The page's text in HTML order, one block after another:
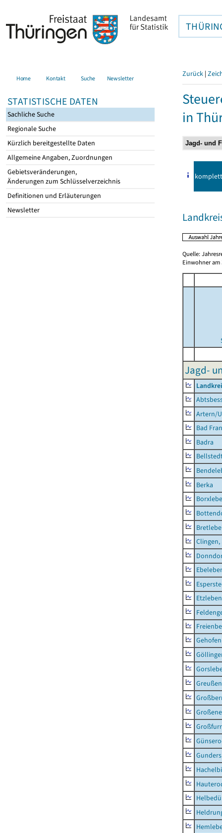
Home Kontakt Suche Newsletter
STATISTISCHE DATEN
Sachliche Suche
Regionale Suche
Kürzlich bereitgestellte Daten
Allgemeine Angaben, Zuordnungen
Gebietsveränderungen,
Änderungen zum Schlüsselverzeichnis
Definitionen und Erläuterungen
Newsletter
Zurück |
in
komplett
Quelle:
Einwohner am
Jagd-
Artern/
Bad
Badra
Berka
Etzleben
Gehofen